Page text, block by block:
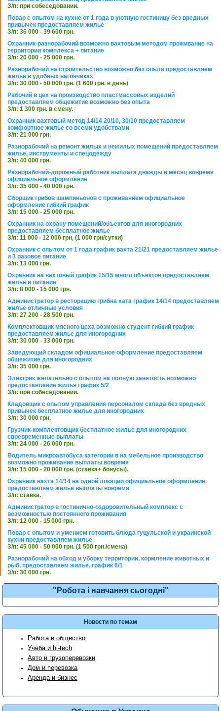
З/п: при собеседовании.
Повар с опытом на кухне от 1 года в уютную гостиницу без вредных
привычек предоставляем жилье
З/п: 36 000 - 39 600 грн.
Охранник-разнорабочий возможно вахтовым методом проживание на
территории комплекса + питание
З/п: 20 000 - 25 000 грн.
Разнорабочий на строительство возможно без опыта предоставляем
жилье в удобных вагончиках
З/п: 30 000 - 50 000 грн. (1 600 грн. в день)
Рабочий в цех на производство пластмассовых изделий
предоставляем общежитие возможно без опыта
З/п: 1 300 грн. в смену.
Охранник вахтовый метод 14/14 20/10, 30/10 предоставляем
комфортное жилье со всеми удобствами
З/п: 21 000 грн.
Разнорабочий на ремонт жилых и нежилых помещений предоставляем
жилье, инструменты и спецодежду
З/п: 40 000 грн.
Разнорабочий-дорожный работник выплата дважды в месяц вовремя
официальное оформление
З/п: 35 000 - 40 000 грн.
Сборщик грибов шампиньонов с проживанием официальное
оформление гибкий график
З/п: 15 000 - 25 000 грн.
Охранник на охрану помещений/объектов для иногородних
предоставляем бесплатное жилье
З/п: 11 000 - 12 000 грн, (1 000 грн/сутки)
Охранник с опытом от 1 года график вахта 21/21 предоставляем жилье
и 3 разовое питание
З/п: 13 000 грн.
Охранник на вахтовый график 15/15 много объектов предоставляем
жилье и питание
З/п: 8 000 - 15 000 грн.
Администратор в ресторацию грибна хата график 14/14 предоставляем
жилье отличные условия
З/п: 27 200 - 28 500 грн.
Комплектовщик мясного цеха возможно студент гибкий график
предоставляем жилье для иногородних
З/п: 30 000 - 33 000 грн.
Заведующий складом официальное оформление предоставляем
общежитие для иногородних
З/п: 35 000 грн.
Электрик желательно с опытом на полную занятость возможно
предоставление жилья график 5/2
З/п: при собеседовании.
Кладовщик с опытом управления персоналом склада без вредных
привычек бесплатное жилье для иногородних
З/п: 30 000 грн.
Грузчик-комплектовщик бесплатное жилье для иногородних
своевременные выплаты
З/п: 24 000 - 26 000 грн.
Водитель микроавтобуса категории в на мебельное производство
возможно проживание выплаты вовремя
З/п: 15 000 - 20 000 грн. (ставка+ бонусы).
Охранник вахта 14/14 на одной локации официальное оформление
предоставляем жилье выплаты вовремя
З/п: ставка.
Администратор в гостинично-оздоровительный комплекс с
возможностью постоянного проживания
З/п: 12 000 - 15 000 грн.
Повар с опытом и умением готовить блюда гуцульской и украинской
кухни предоставляем жилье
З/п: 45 000 - 50 000 грн. (1 500 грн./смена)
Разнорабочий на обход и уборку территории, кормление животных и
рыб, предоставляем жилье, график 6/1
З/п: 30 000 грн.
"Робота і навчання сьогодні"
Новости по темам
Работа и общество
Учеба и hi-tech
Авто и грузоперевозки
Дом и перевозка
Аренда и бизнес